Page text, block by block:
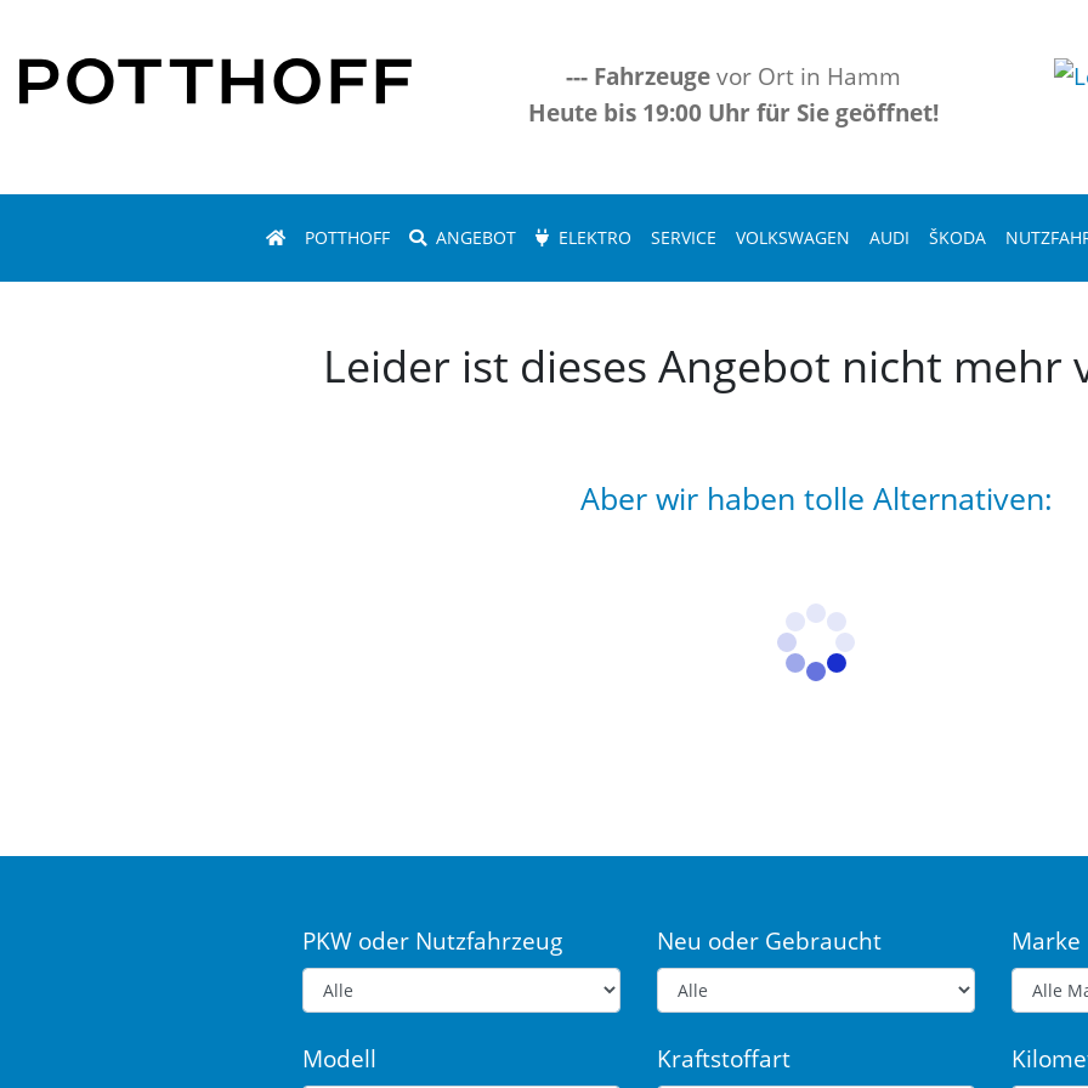
---Fahrzeugevor Ort in Hamm
Heute bis 19:00 Uhr für Sie geöffnet!
POTTHOFF ANGEBOT ELEKTRO SERVICE VOLKSWAGEN AUDI ŠKODA
Leider ist dieses Angebot nicht mehr
Aber wir haben tolle Alternativen:
PKW oder Nutzfahrzeug Neu oder Gebraucht Marke
Modell Kraftstoffart